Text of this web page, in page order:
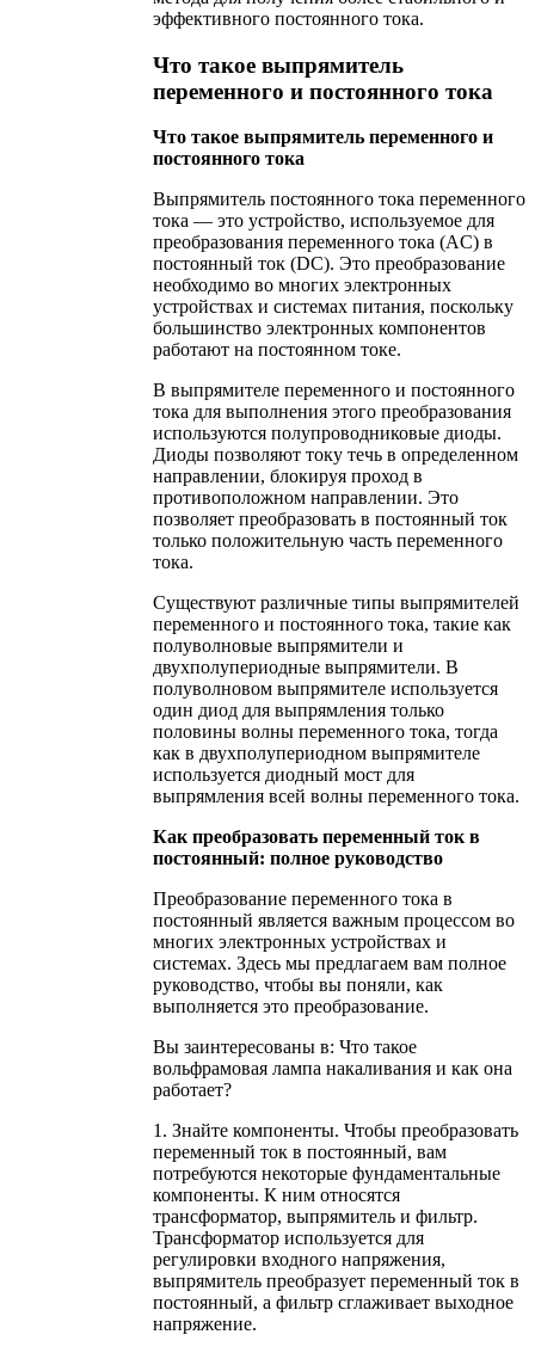
эффективного постоянного тока.
Что такое выпрямитель
переменного и постоянного тока
Что такое выпрямитель переменного и
постоянного тока
Выпрямитель постоянного тока переменного
тока — это устройство, используемое для
преобразования переменного тока (AC) в
постоянный ток (DC). Это преобразование
необходимо во многих электронных
устройствах и системах питания, поскольку
большинство электронных компонентов
работают на постоянном токе.
В выпрямителе переменного и постоянного
тока для выполнения этого преобразования
используются полупроводниковые диоды.
Диоды позволяют току течь в определенном
направлении, блокируя проход в
противоположном направлении. Это
позволяет преобразовать в постоянный ток
только положительную часть переменного
тока.
Существуют различные типы выпрямителей
переменного и постоянного тока, такие как
полуволновые выпрямители и
двухполупериодные выпрямители. В
полуволновом выпрямителе используется
один диод для выпрямления только
половины волны переменного тока, тогда
как в двухполупериодном выпрямителе
используется диодный мост для
выпрямления всей волны переменного тока.
Как преобразовать переменный ток в
постоянный: полное руководство
Преобразование переменного тока в
постоянный является важным процессом во
многих электронных устройствах и
системах. Здесь мы предлагаем вам полное
руководство, чтобы вы поняли, как
выполняется это преобразование.
Вы заинтересованы в: Что такое
вольфрамовая лампа накаливания и как она
работает?
1. Знайте компоненты. Чтобы преобразовать
переменный ток в постоянный, вам
потребуются некоторые фундаментальные
компоненты. К ним относятся
трансформатор, выпрямитель и фильтр.
Трансформатор используется для
регулировки входного напряжения,
выпрямитель преобразует переменный ток в
постоянный, а фильтр сглаживает выходное
напряжение.